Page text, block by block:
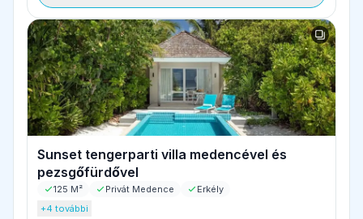
Sunset tengerparti villa medencével és
pezsgőfürdővel
125 M² Privát Medence
Erkély
+4 további